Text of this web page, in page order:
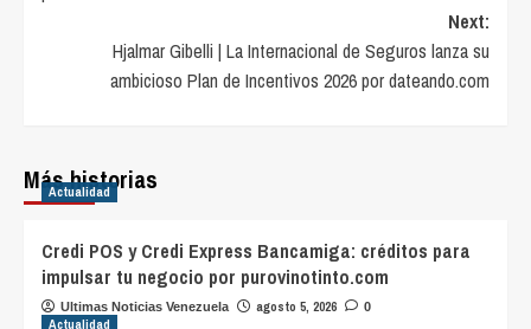
Next:
Hjalmar Gibelli | La Internacional de Seguros lanza su
ambicioso Plan de Incentivos 2026 por dateando.com
Más historias
Actualidad
Credi POS y Credi Express Bancamiga: créditos para
impulsar tu negocio por purovinotinto.com
Ultimas Noticias Venezuela agosto 5, 2026 0
Actualidad